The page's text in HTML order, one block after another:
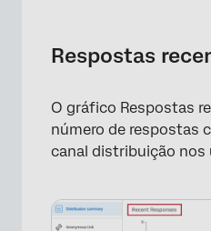
Respostas
O gráfico Respostas
número de respostas
canal distribuição nos